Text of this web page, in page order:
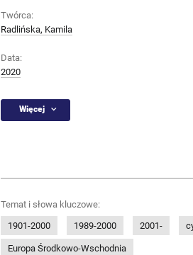
Twórca:
Radlińska, Kamila
Data:
2020
Więcej
Temat i słowa kluczowe:
1901-2000
1989-2000 2001-
Europa Środkowo-Wschodnia